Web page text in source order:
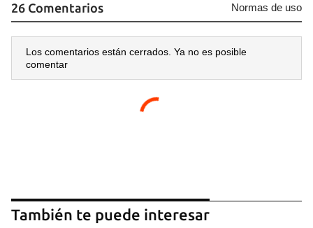
26 Comentarios Normas de uso
Los comentarios están cerrados. Ya no es posible
comentar
También te puede interesar